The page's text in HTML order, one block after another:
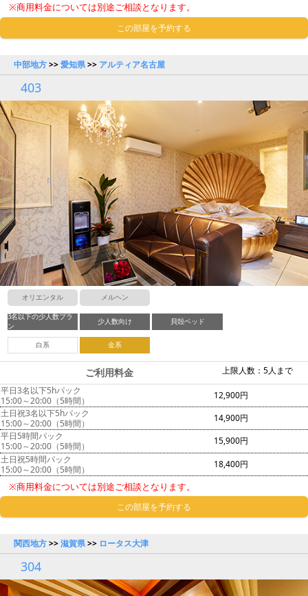
※商用料金については別途ご相談となります。
この部屋を予約する
中部地方>>愛知県>> アルティア名古屋
403
オリエンタル メルヘン
3名以下の少人数プラ
ン
少人数向け 貝殻ベッド
白系 金系
上限人数：5人まで
ご利用料金
平日3名以下5hパック
15:00～20:00（5時間）
12,900円
土日祝3名以下5hパック
15:00～20:00（5時間）
14,900円
平日5時間パック
15:00～20:00（5時間）
15,900円
土日祝5時間パック
15:00～20:00（5時間）
18,400円
※商用料金については別途ご相談となります。
この部屋を予約する
関西地方>>滋賀県>> ロータス大津
304